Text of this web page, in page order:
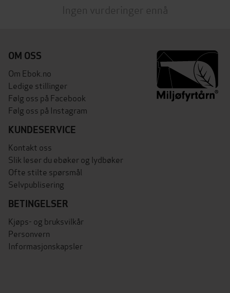
Ingen vurderinger ennå
OM OSS
Om Ebok.no
Ledige stillinger
Følg oss på Facebook
Følg oss på Instagram
KUNDESERVICE
Kontakt oss
Slik leser du ebøker og lydbøker
Ofte stilte spørsmål
Selvpublisering
BETINGELSER
Kjøps- og bruksvilkår
Personvern
Informasjonskapsler